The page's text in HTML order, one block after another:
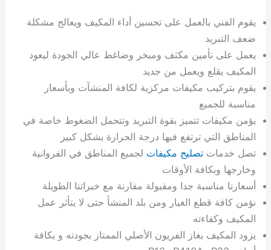
يقوم الفني بالعمل على تحسين أداء المكيف ويعالج مشكلة
ضعف التبريد
يعمل على تأمين مكثف ومبخر وضاغط عالي الجودة ليعود
المكيف يقلع ويعمل من جديد
يقوم بتركيب مكيفات مركزية لكافة المنشآت وبأسعار
مناسبة للجميع
يؤمن مكيفات تتميز بقوة التبريد وتتحمل الضغوط خاصة في
المناطق التي ترتفع فيها درجة الحرارة بشكل كبير
تصل خدماتتصليح مكيفات لجميع المناطق في الفروانية
وخارجها وبكافة الأوقات
أسعارنا مناسبة جدا ومقبولة مقارنة مع خبراتنا الطويلة
نؤمن كافة قطع الغيار ومن بلد المنشأ حتى لا يتأثر عمل
المكيف وكفاءته
يزود المكيف بغاز الفريون الأصلي الممتاز بجودته و بكافة